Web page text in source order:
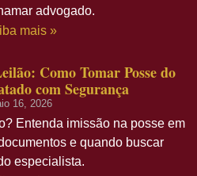
advogado.
mais »
Como Tomar Posse do
com Segurança
16, 2026
Entenda imissão na posse em
e quando buscar
especialista.